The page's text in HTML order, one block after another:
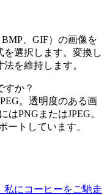
、GIF）の画像を
選択します。変換し
を維持します。
すか？
。透明度のある画
はPNGまたはJPEG。
ートしています。
私にコーヒーをご馳走